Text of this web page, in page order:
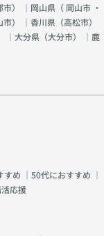
市） ｜岡山県（ 岡山市 ・
市） ｜香川県（高松市）
｜大分県（大分市） ｜鹿
すめ 50代におすすめ
応援